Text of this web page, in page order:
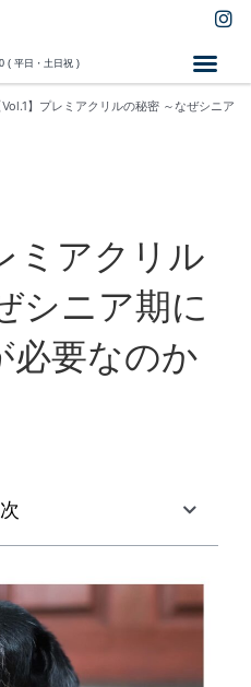
I
g
( 平日・土日祝 )
Vol.1】プレミアクリルの秘密 ～なぜシニア
ミアクリル
シニア期に
必要なのか